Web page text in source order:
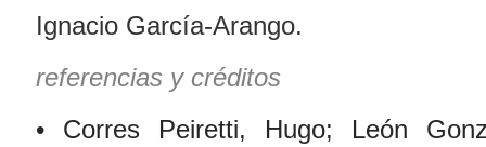
Ignacio García-Arango.
referencias y créditos
• Corres Peiretti, Hugo; León